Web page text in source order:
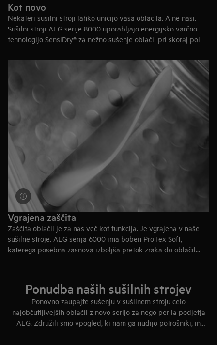
Kot novo
Nekateri sušilni stroji lahko uničijo vaša oblačila. A ne naši.
Sušilni stroji AEG serije 8000 uporabljajo energijsko varčno
tehnologijo SensiDry® za nežno sušenje oblačil pri skoraj pol
nadzorujejo sušenje in na ta način poskrbijo, da oblačila nikoli
niso izpostavljena preveliki vročini. To pomeni, da bodo vaša
oblačila dalj časa ohranila sestavo, kot so jo imela ob nakupu.
Vgrajena zaščita
Zaščita oblačil je za nas več kot funkcija. Je vgrajena v naše
sušilne stroje. AEG serija 6000 ima boben ProTex Soft,
katerega posebna zasnova izboljša pretok zraka do oblačil.
Ponudba naših sušilnih strojev
Ponovno zaupajte sušenju v sušilnem stroju celo
najobčutljivejših oblačil z novo serijo za nego perila podjetja
AEG. Združili smo vpogled, ki nam ga nudijo potrošniki, in